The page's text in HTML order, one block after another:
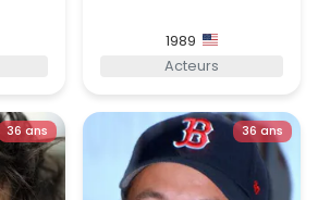
1989
Acteurs
36 ans 36 ans